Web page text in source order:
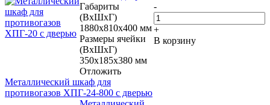
Габариты
(ВхШхГ)
1880x810x400 мм
Размеры ячейки
(ВхШхГ)
350x185x380 мм
Отложить
-
+
В корзину
Металлический шкаф для
противогазов ХПГ-24-800 с дверью